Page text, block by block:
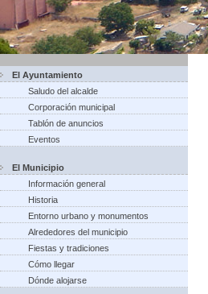
El Ayuntamiento
Saludo del alcalde
Corporación municipal
Tablón de anuncios
Eventos
El Municipio
Información general
Historia
Entorno urbano y monumentos
Alrededores del municipio
Fiestas y tradiciones
Cómo llegar
Dónde alojarse